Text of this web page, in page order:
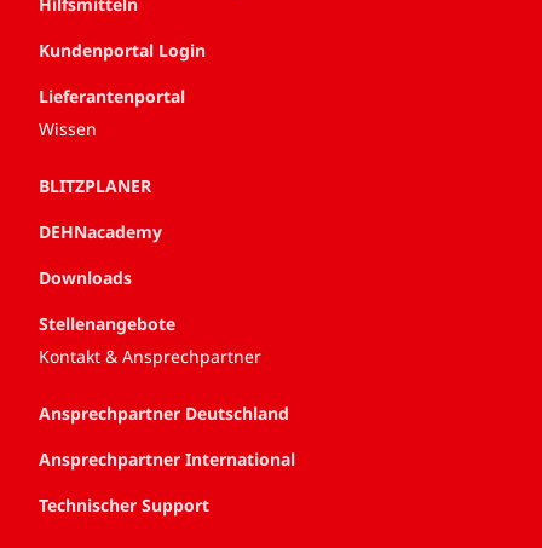
Kundenportal Login
Lieferantenportal
Wissen
BLITZPLANER
DEHNacademy
Downloads
Stellenangebote
Kontakt & Ansprechpartner
Ansprechpartner Deutschland
Ansprechpartner International
Technischer Support